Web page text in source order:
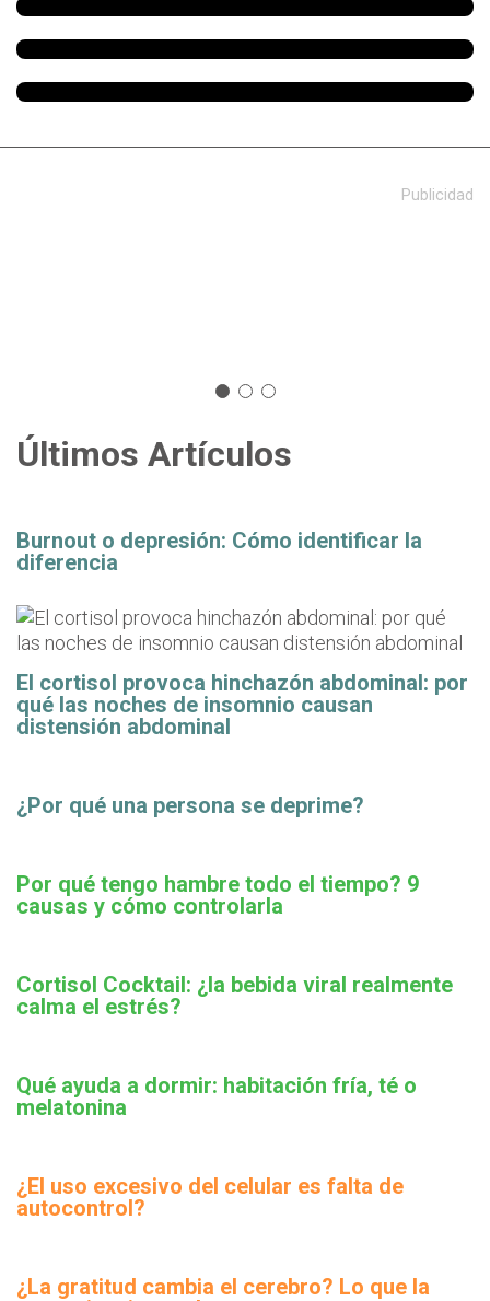
Publicidad
Últimos Artículos
Burnout o depresión: Cómo identificar la
diferencia
El cortisol provoca hinchazón abdominal: por
qué las noches de insomnio causan
distensión abdominal
¿Por qué una persona se deprime?
Por qué tengo hambre todo el tiempo? 9
causas y cómo controlarla
Cortisol Cocktail: ¿la bebida viral realmente
calma el estrés?
Qué ayuda a dormir: habitación fría, té o
melatonina
¿El uso excesivo del celular es falta de
autocontrol?
¿La gratitud cambia el cerebro? Lo que la